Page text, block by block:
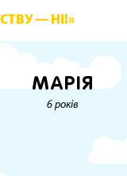
— НІ!»
МАРІЯ
6 років